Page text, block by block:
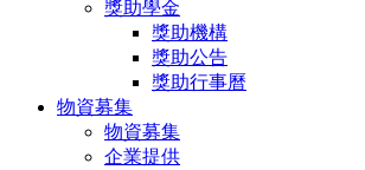
獎助學金
獎助機構
獎助公告
獎助行事曆
物資募集
物資募集
企業提供